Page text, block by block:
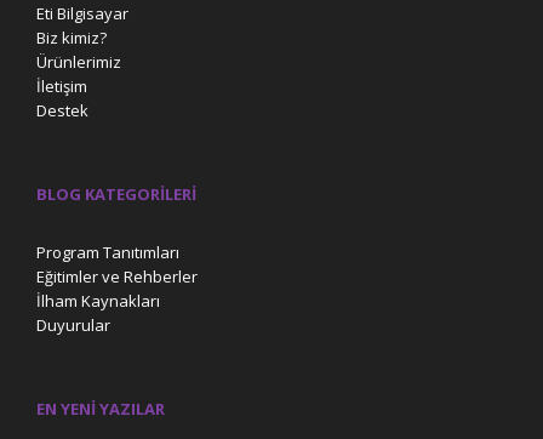
Eti Bilgisayar
Biz kimiz?
Ürünlerimiz
İletişim
Destek
BLOG KATEGORILERI
Program Tanıtımları
Eğitimler ve Rehberler
İlham Kaynakları
Duyurular
EN YENI YAZILAR